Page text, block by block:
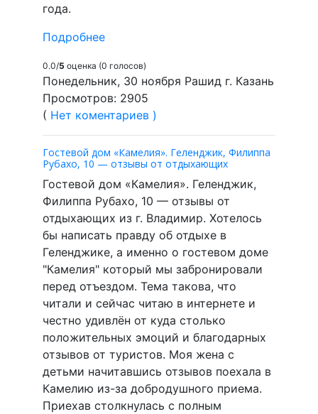
года.
Подробнее
0.0/5 оценка (0 голосов)
Понедельник, 30 ноября Рашид г. Казань
Просмотров: 2905
( Нет коментариев )
Гостевой дом «Камелия». Геленджик, Филиппа
Рубахо, 10 — отзывы от отдыхающих
Гостевой дом «Камелия». Геленджик,
Филиппа Рубахо, 10 — отзывы от
отдыхающих из г. Владимир. Хотелось
бы написать правду об отдыхе в
Геленджике, а именно о гостевом доме
"Камелия" который мы забронировали
перед отъездом. Тема такова, что
читали и сейчас читаю в интернете и
честно удивлён от куда столько
положительных эмоций и благодарных
отзывов от туристов. Моя жена с
детьми начитавшись отзывов поехала в
Камелию из-за добродушного приема.
Приехав столкнулась с полным